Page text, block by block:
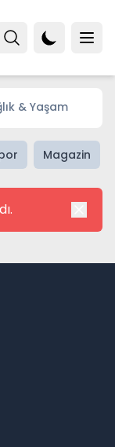
& Yaşam
Magazin